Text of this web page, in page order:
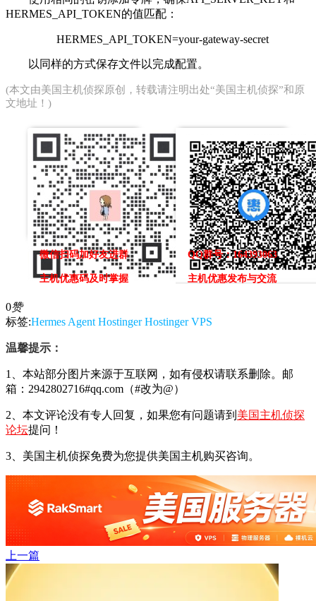
HERMES_API_TOKEN的值匹配：
HERMES_API_TOKEN=your-gateway-secret
以同样的方式保存文件以完成配置。
(本文由美国主机侦探原创，转载请注明出处“美国主机侦探”和原
文地址！)
微信扫码加好友进群
主机优惠码及时掌握
QQ群号：164393063
主机优惠发布与交流
0赞
标签:Hermes Agent Hostinger Hostinger VPS
温馨提示：
1、本站部分图片来源于互联网，如有侵权请联系删除。邮
箱：2942802716#qq.com（#改为@）
2、本文评论没有专人回复，如果您有问题请到 美国主机侦探
论坛提问！
3、美国主机侦探免费为您提供美国主机购买咨询。
上一篇